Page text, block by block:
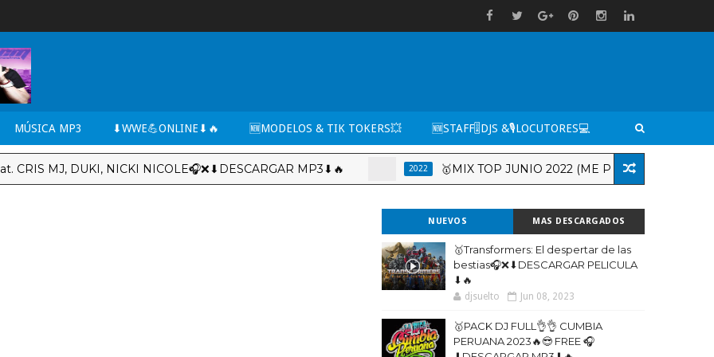
MÚSICA MP3 ⬇WWE💪ONLINE⬇🔥 🆕MODELOS & TIK TOKERS💥 🆕STAFF🎚️DJS &🎙️LOCUTORES💻
DUKI, NICKI NICOLE🎧❌⬇DESCARGAR MP3⬇🔥 🥇MIX TOP JUNIO 2022 (ME PORTO BONITO, TITI ME
NUEVOS MAS DESCARGADOS
🥇Transformers: El despertar de las
bestias🎧❌⬇DESCARGAR PELICULA
⬇🔥
djsuelto Jun 08, 2023
🥇PACK DJ FULL👌👌 CUMBIA
PERUANA 2023🔥😎 FREE 🎧